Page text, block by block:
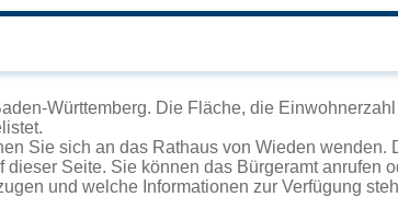
Württemberg. Die Fläche, die
Sie sich an das Rathaus von Wieden wenden.
Seite. Sie können das Bürgeramt anrufen
und welche Informationen zur Verfügung